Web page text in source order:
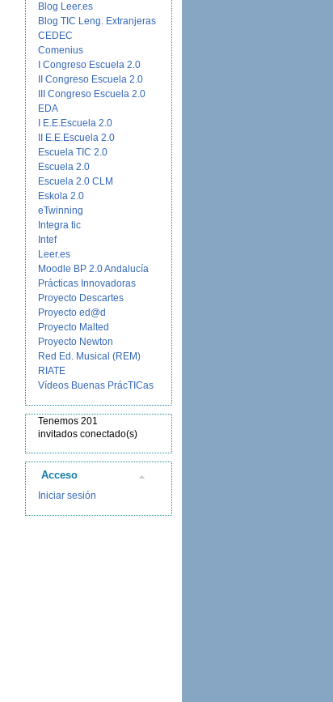
Blog Leer.es
Blog TIC Leng. Extranjeras
CEDEC
Comenius
I Congreso Escuela 2.0
II Congreso Escuela 2.0
III Congreso Escuela 2.0
EDA
I E.E.Escuela 2.0
II E.E.Escuela 2.0
Escuela TIC 2.0
Escuela 2.0
Escuela 2.0 CLM
Eskola 2.0
eTwinning
Integra tic
Intef
Leer.es
Moodle BP 2.0 Andalucía
Prácticas Innovadoras
Proyecto Descartes
Proyecto ed@d
Proyecto Malted
Proyecto Newton
Red Ed. Musical (REM)
RIATE
Vídeos Buenas PrácTICas
Tenemos 201
invitados conectado(s)
Acceso
Iniciar sesión